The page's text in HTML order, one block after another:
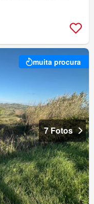
muita procura
7 Fotos